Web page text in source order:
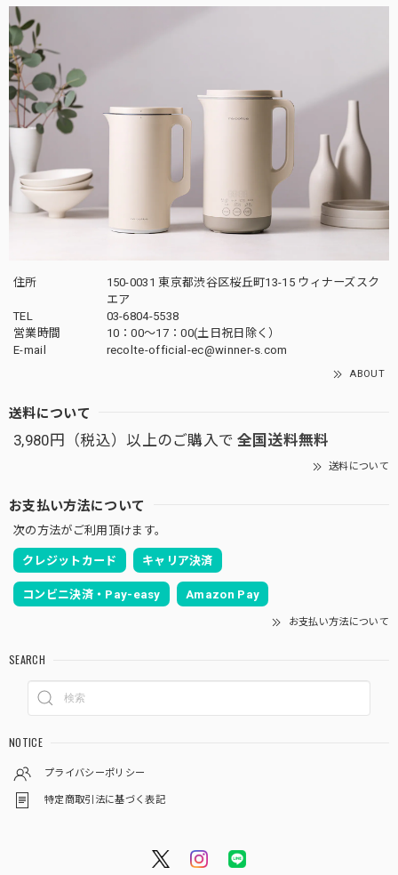
住所
150-0031 東京都渋谷区桜丘町13-15 ウィナーズスク
エア
TEL
03-6804-5538
営業時間
10：00〜17：00(土日祝日除く）
E-mail
recolte-official-ec@winner-s.com
ABOUT
送料について
3,980円（税込）以上のご購入で 全国送料無料
送料について
お支払い方法について
次の方法がご利用頂けます。
クレジットカード キャリア決済
コンビニ決済・Pay-easy Amazon Pay
お支払い方法について
SEARCH
NOTICE
プライバシーポリシー
特定商取引法に基づく表記